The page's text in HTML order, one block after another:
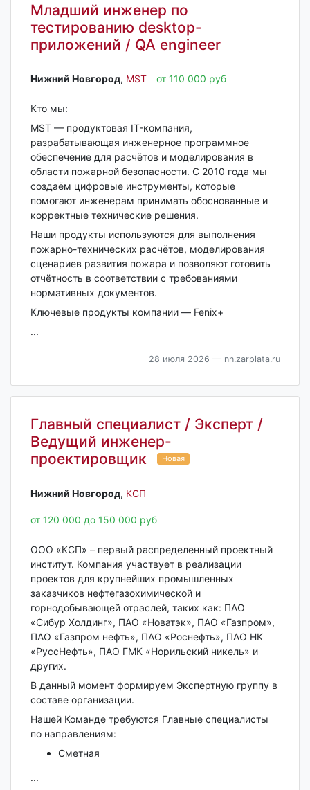
Младший инженер по
тестированию desktop-
приложений / QA engineer
Нижний Новгород‎, MST от 110 000 руб
Кто мы:
MST — продуктовая IT-компания,
разрабатывающая инженерное программное
обеспечение для расчётов и моделирования в
области пожарной безопасности. С 2010 года мы
создаём цифровые инструменты, которые
помогают инженерам принимать обоснованные и
корректные технические решения.
Наши продукты используются для выполнения
пожарно-технических расчётов, моделирования
сценариев развития пожара и позволяют готовить
отчётность в соответствии с требованиями
нормативных документов.
Ключевые продукты компании — Fenix+
...
28 июля 2026 — nn.zarplata.ru
Главный специалист / Эксперт /
Ведущий инженер-
проектировщик
Новая
Нижний Новгород‎, КСП
от 120 000 до 150 000 руб
ООО «КСП» – первый распределенный проектный
институт. Компания участвует в реализации
проектов для крупнейших промышленных
заказчиков нефтегазохимической и
горнодобывающей отраслей, таких как: ПАО
«Сибур Холдинг», ПАО «Новатэк», ПАО «Газпром»,
ПАО «Газпром нефть», ПАО «Роснефть», ПАО НК
«РуссНефть», ПАО ГМК «Норильский никель» и
других.
В данный момент формируем Экспертную группу в
составе организации.
Нашей Команде требуются Главные специалисты
по направлениям:
Сметная
...